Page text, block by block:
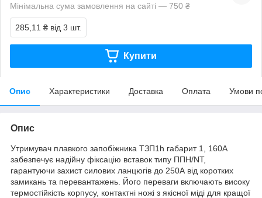
Мінімальна сума замовлення на сайті — 750 ₴
285,11 ₴ від 3 шт.
Купити
Опис Характеристики Доставка Оплата Умови
Опис
Утримувач плавкого запобіжника ТЗП1h габарит 1, 160А
забезпечує надійну фіксацію вставок типу ППН/NT,
гарантуючи захист силових ланцюгів до 250А від коротких
замикань та перевантажень. Його переваги включають високу
термостійкість корпусу, контактні ножі з якісної міді для кращої